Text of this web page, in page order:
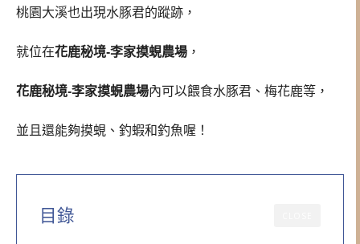
桃園大溪也出現水豚君的蹤跡，
就位在花鹿秘境-李家摸蜆農場 ，
花鹿秘境-李家摸蜆農場內可以餵食水豚君、梅花鹿等，
並且還能夠摸蜆、釣蝦和釣魚喔！
目錄